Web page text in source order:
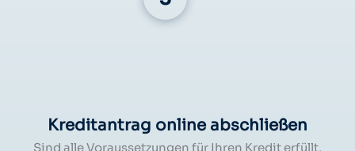
Kreditantrag online abschließen
Sind alle Voraussetzungen für Ihren Kredit erfüllt,